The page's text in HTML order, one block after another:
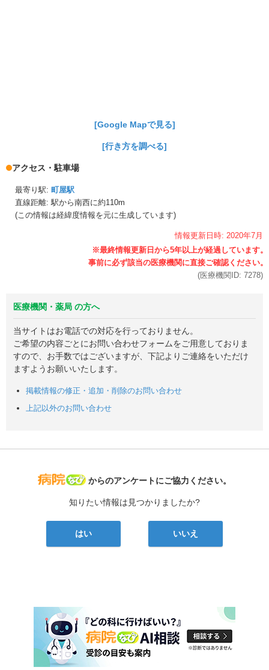
[Google Mapで見る]
[行き方を調べる]
アクセス・駐車場
最寄り駅: 町屋駅
直線距離: 駅から南西に約110m
(この情報は経緯度情報を元に生成しています)
情報更新日時: 2020年7月
(医療機関ID: 7278)
医療機関・薬局 の方へ
当サイトはお電話での対応を行っておりません。
ご希望の内容ごとにお問い合わせフォームをご用意しておりま
すので、お手数ではございますが、下記よりご連絡をいただけ
ますようお願いいたします。
掲載情報の修正・追加・削除のお問い合わせ
上記以外のお問い合わせ
病院なび
からのアンケートにご協力ください。
知りたい情報は見つかりましたか?
はい いいえ